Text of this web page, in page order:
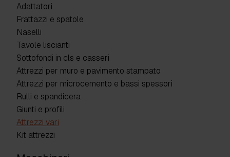
Adattatori
Frattazzi e spatole
Naselli
Tavole liscianti
Sottofondi in cls e casseri
Attrezzi per muro e pavimento stampato
Attrezzi per microcemento e bassi spessori
Rulli e spandicera
Giunti e profili
Attrezzi vari
Kit attrezzi